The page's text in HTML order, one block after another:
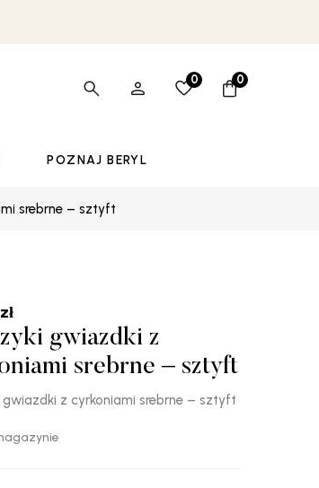
0 0
POZNAJ BERYL
srebrne – sztyft
zł
gwiazdki z
srebrne – sztyft
gwiazdki z cyrkoniami srebrne – sztyft